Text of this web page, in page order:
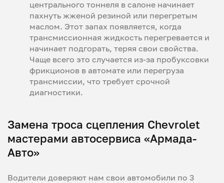
центрального тоннеля в салоне начинает
пахнуть жженой резиной или перегретым
маслом. Этот запах появляется, когда
трансмиссионная жидкость перегревается и
начинает подгорать, теряя свои свойства.
Чаще всего это случается из-за пробуксовки
фрикционов в автомате или перегруза
трансмиссии, что требует срочной
диагностики.
Замена троса сцепления Chevrolet
мастерами автосервиса «Армада-
Авто»
Водители доверяют нам свои автомобили по 3